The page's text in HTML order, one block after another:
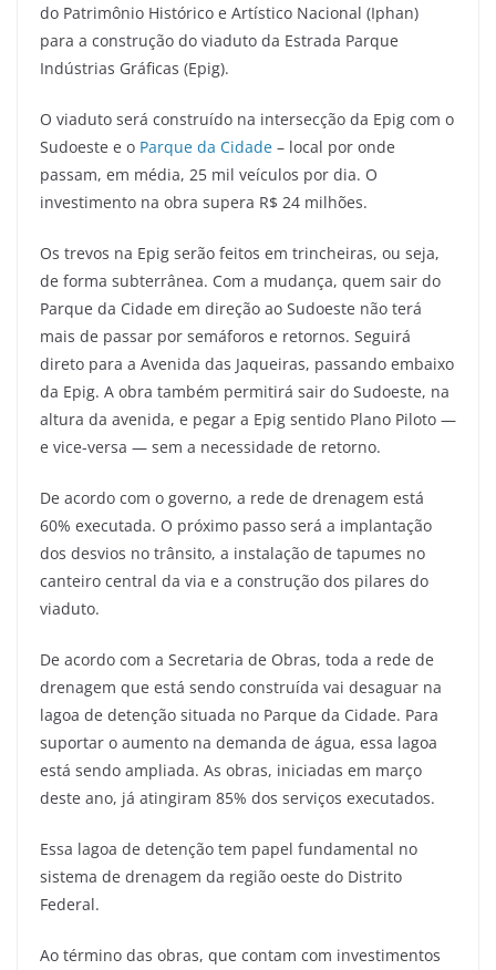
do Patrimônio Histórico e Artístico Nacional (Iphan)
para a construção do viaduto da Estrada Parque
Indústrias Gráficas (Epig).
O viaduto será construído na intersecção da Epig com o
Sudoeste e o Parque da Cidade – local por onde
passam, em média, 25 mil veículos por dia. O
investimento na obra supera R$ 24 milhões.
Os trevos na Epig serão feitos em trincheiras, ou seja,
de forma subterrânea. Com a mudança, quem sair do
Parque da Cidade em direção ao Sudoeste não terá
mais de passar por semáforos e retornos. Seguirá
direto para a Avenida das Jaqueiras, passando embaixo
da Epig. A obra também permitirá sair do Sudoeste, na
altura da avenida, e pegar a Epig sentido Plano Piloto —
e vice-versa — sem a necessidade de retorno.
De acordo com o governo, a rede de drenagem está
60% executada. O próximo passo será a implantação
dos desvios no trânsito, a instalação de tapumes no
canteiro central da via e a construção dos pilares do
viaduto.
De acordo com a Secretaria de Obras, toda a rede de
drenagem que está sendo construída vai desaguar na
lagoa de detenção situada no Parque da Cidade. Para
suportar o aumento na demanda de água, essa lagoa
está sendo ampliada. As obras, iniciadas em março
deste ano, já atingiram 85% dos serviços executados.
Essa lagoa de detenção tem papel fundamental no
sistema de drenagem da região oeste do Distrito
Federal.
Ao término das obras, que contam com investimentos